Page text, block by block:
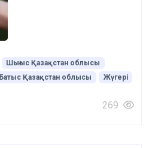
Шығыс Қазақстан облысы
Батыс Қазақстан облысы
Жүгері
269